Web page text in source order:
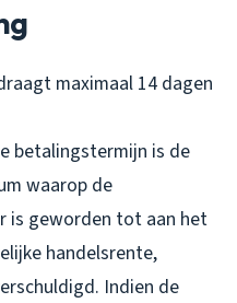
maximaal 14 dagen
betalingstermijn is de
waarop de
is geworden tot aan het
handelsrente,
Indien de